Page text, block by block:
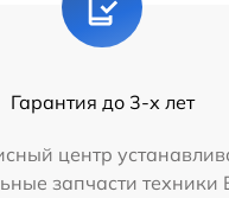
Гарантия до 3-х лет
центр
запчасти техники